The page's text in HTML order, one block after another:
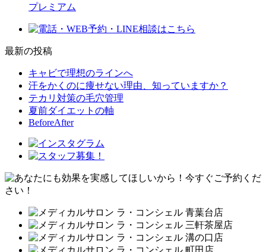
プレミアム
最新の投稿
キャビで理想のラインへ
汗をかくのに痩せない理由、知っていますか？
テカリ対策の毛穴管理
夏前ダイエットの軸
BeforeAfter